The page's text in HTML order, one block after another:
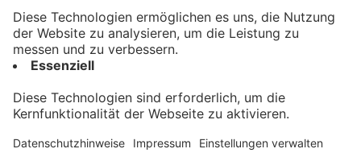
Kontakt
Impressum